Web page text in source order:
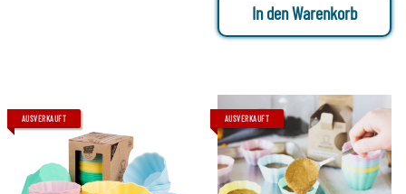
In den Warenkorb
AUSVERKAUFT AUSVERKAUFT